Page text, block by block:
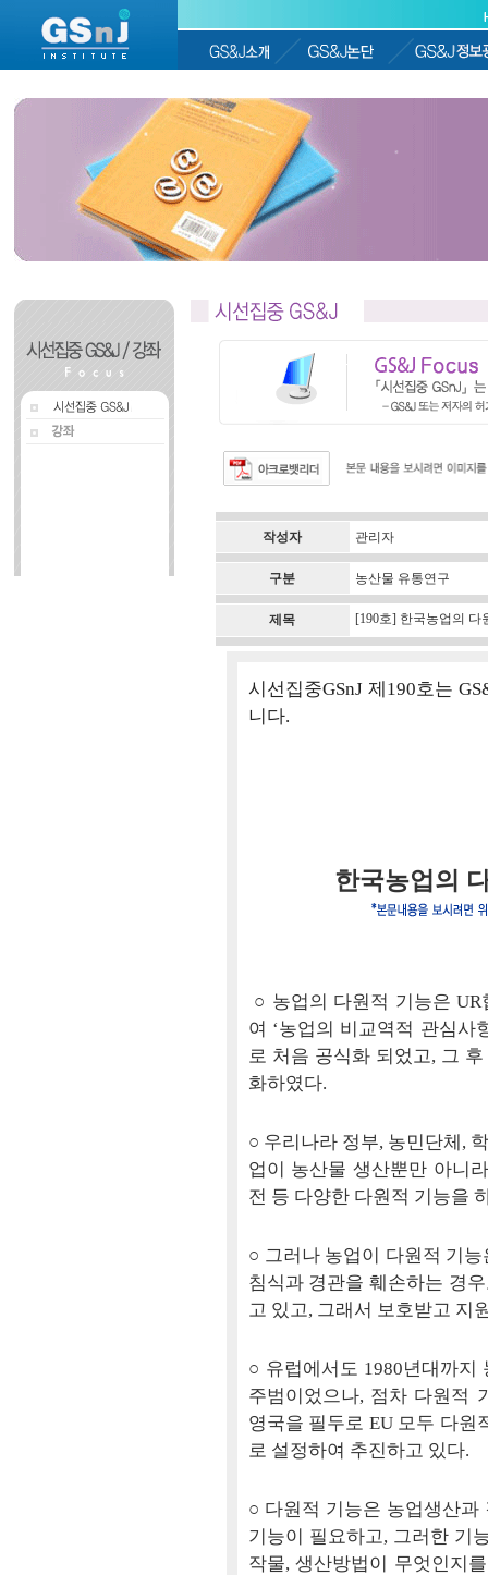
작성자 관리자
구분 농산물 유통연구
제목 [190호] 한국농업의
시선집중GSnJ 제190호는
니다.
한국농업의
○ 농업의 다원적 기능은
여 ‘농업의 비교역적 관심사
로 처음 공식화 되었고, 그
화하였다.
○ 우리나라 정부, 농민단체,
업이 농산물 생산뿐만 아니
전 등 다양한 다원적 기능을
○ 그러나 농업이 다원적 기
침식과 경관을 훼손하는 경
고 있고, 그래서 보호받고 지
○ 유럽에서도 1980년대까지
주범이었으나, 점차 다원적
영국을 필두로 EU 모두 다원
로 설정하여 추진하고 있다.
○ 다원적 기능은 농업생산
기능이 필요하고, 그러한 기
작물, 생산방법이 무엇인지